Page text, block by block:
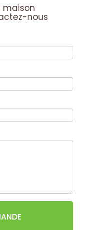
maison
nous